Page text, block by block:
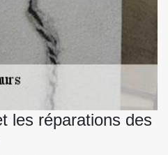
les réparations des